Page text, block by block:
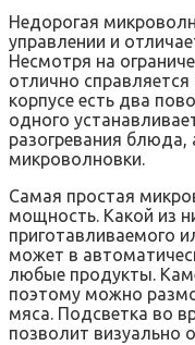
Недорогая
управлении и
Несмотря на
отлично
корпусе есть два
одного
разогревания
микроволновки.
Самая простая
мощность. Какой из
приготавливаемого
может в
любые продукты.
поэтому можно
мяса. Подсветка во
позволит визуально